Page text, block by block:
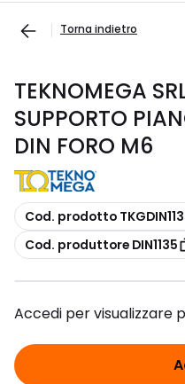
Torna indietro
TEKNOMEGA
SUPPORTO
DIN FORO M6
copia
Cod. prodotto
copia
Cod. produttore DIN1135
Accedi per visualizzare